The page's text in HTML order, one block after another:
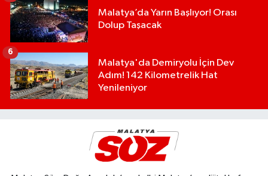
Malatya’da Yarın Başlıyor! Orası
Dolup Taşacak
Malatya'da Demiryolu İçin Dev
Adım! 142 Kilometrelik Hat
Yenileniyor
6